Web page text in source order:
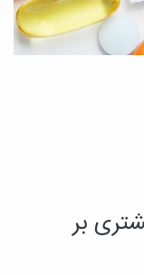
بر